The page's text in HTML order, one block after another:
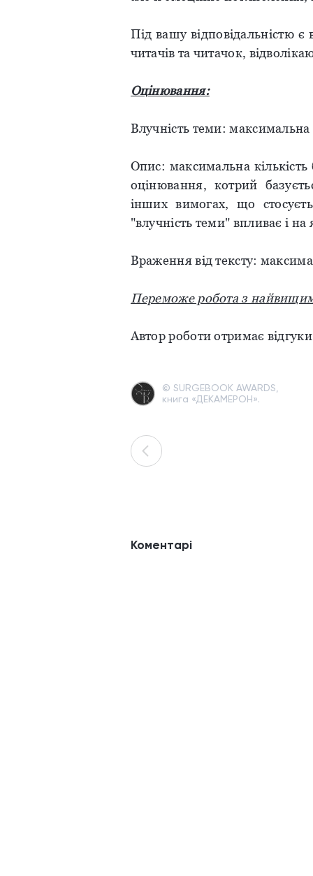
Під вашу відповідальністю
читачів та читачок,
Оцінювання:
Влучність теми: максимальна
Опис: максимальна
оцінювання, котрий
інших вимогах, що
"влучність теми" впливає і на
Враження від тексту:
Переможе робота з
Автор роботи отримає
© SURGEBOOK AWARDS,
книга «ДЕКАМЕРОН».
Коментарі